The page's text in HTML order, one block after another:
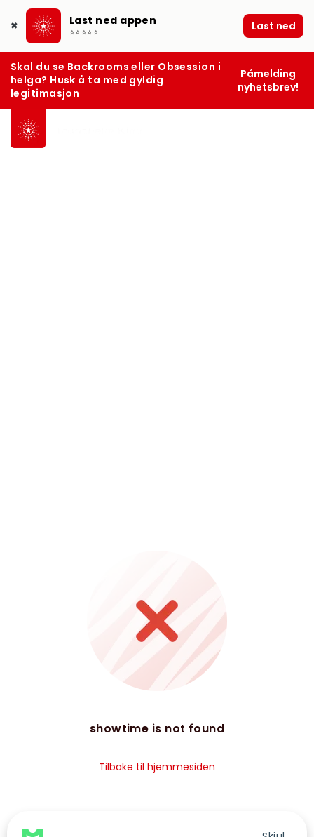
✖ Last ned appen
⭐⭐⭐⭐⭐ Last ned
Skal du se Backrooms eller Obsession i
helga? Husk å ta med gyldig
legitimasjon
Påmelding
nyhetsbrev!
showtime is not found
Tilbake til hjemmesiden